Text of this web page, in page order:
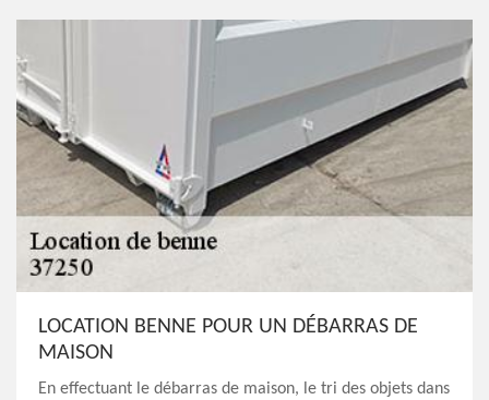
LOCATION BENNE POUR UN DÉBARRAS DE
MAISON
En effectuant le débarras de maison, le tri des objets dans